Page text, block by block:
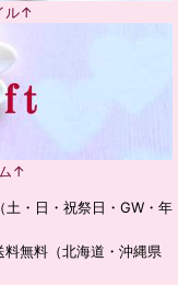
ル↑
↑
・日・祝祭日・GW・年
無料（北海道・沖縄県